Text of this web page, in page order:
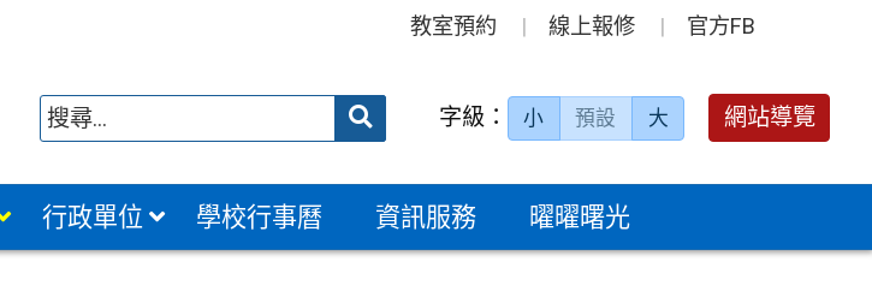
教室預約 線上報修 官方FB
送出 字級： 小 預設 大 網站導覽
行政單位 學校行事曆 資訊服務 曜曜曙光